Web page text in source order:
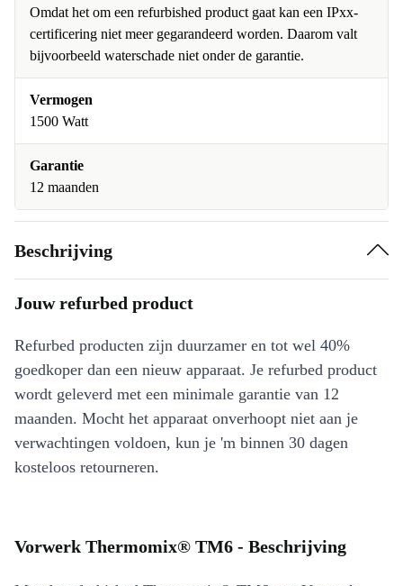
Omdat het om een refurbished product gaat kan een IPxx-
certificering niet meer gegarandeerd worden. Daarom valt
bijvoorbeeld waterschade niet onder de garantie.
Vermogen
1500 Watt
Garantie
12 maanden
Beschrijving
Jouw refurbed product
Refurbed producten zijn duurzamer en tot wel 40%
goedkoper dan een nieuw apparaat. Je refurbed product
wordt geleverd met een minimale garantie van 12
maanden. Mocht het apparaat onverhoopt niet aan je
verwachtingen voldoen, kun je 'm binnen 30 dagen
kosteloos retourneren.
Vorwerk Thermomix® TM6 - Beschrijving